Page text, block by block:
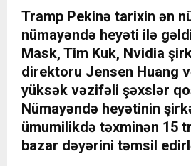
Tramp Pekinə tarixin ən
nümayəndə heyəti ilə
Mask, Tim Kuk, Nvidia
direktoru Jensen Huang
yüksək vəzifəli şəxslər
Nümayəndə heyətinin
ümumilikdə təxminən 15
bazar dəyərini təmsil